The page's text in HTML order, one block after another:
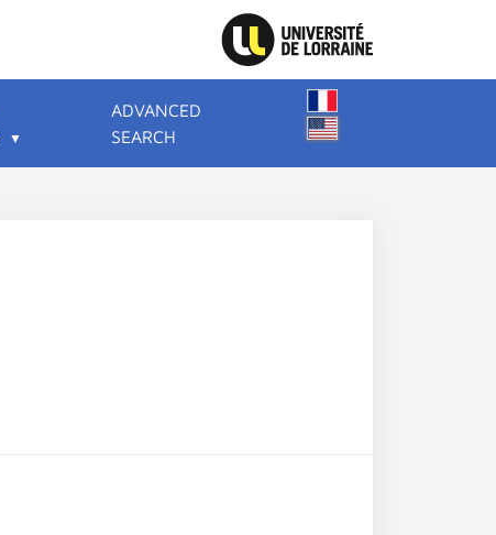
ADVANCED
SEARCH